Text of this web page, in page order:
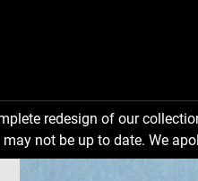
redesign of our
not be up to date. We